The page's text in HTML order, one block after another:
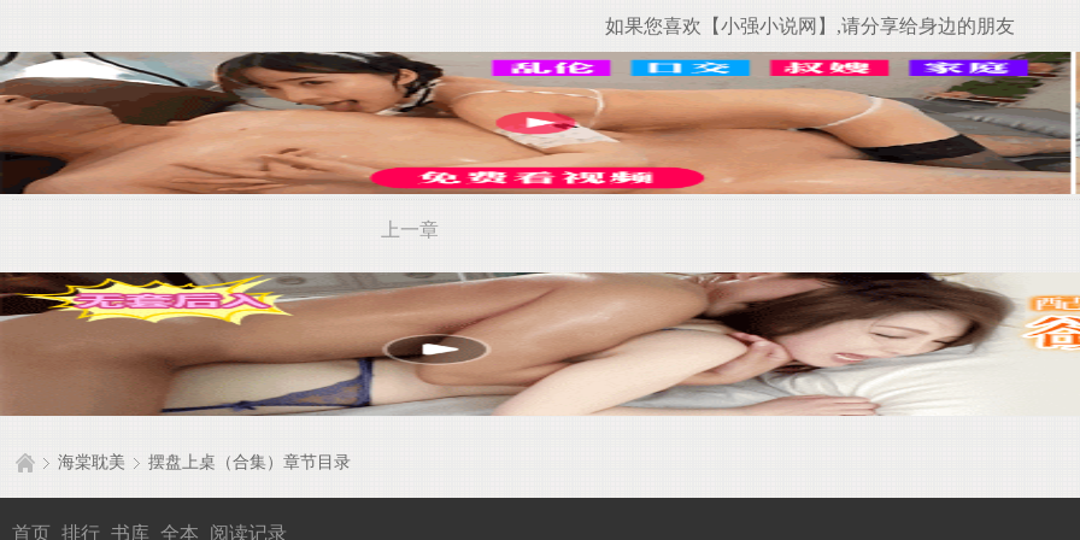
如果您喜欢【小强小说网】,请分享给身边的朋友
上一章
海棠耽美 摆盘上桌（合集）章节目录
首页 排行 书库 全本 阅读记录